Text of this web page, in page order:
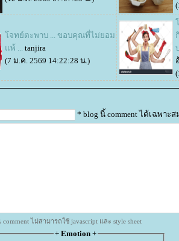
จทย์ตะพาบ ... ขอบคุณที่ไม่ยอม
พ้ ... tanjira
(7 ม.ค. 2569 14:22:28 น.)
* blog นี้ comment ได้เฉพาะ
ไม่สามารถใช้ javascript และ style sheet
+ Emotion+